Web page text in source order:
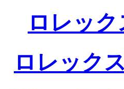
ロレッ
ロレック